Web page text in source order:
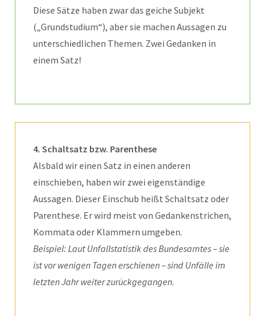
Diese Sätze haben zwar das geiche Subjekt
(„Grundstudium“), aber sie machen Aussagen zu
unterschiedlichen Themen. Zwei Gedanken in
einem Satz!
4. Schaltsatz bzw. Parenthese
Alsbald wir einen Satz in einen anderen
einschieben, haben wir zwei eigenständige
Aussagen. Dieser Einschub heißt Schaltsatz oder
Parenthese. Er wird meist von Gedankenstrichen,
Kommata oder Klammern umgeben.
Beispiel: Laut Unfallstatistik des Bundesamtes – sie
ist vor wenigen Tagen erschienen – sind Unfälle im
letzten Jahr weiter zurückgegangen.